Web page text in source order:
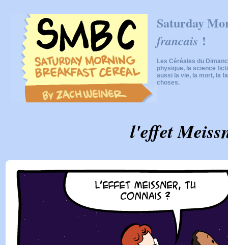
Saturday
francais !
Les Céréales du
physique, la science
aussi la vie, la mort, la
choses.
l'effet